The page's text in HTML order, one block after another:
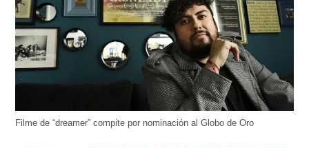
Filme de “dreamer” compite por nominación al Globo de Oro